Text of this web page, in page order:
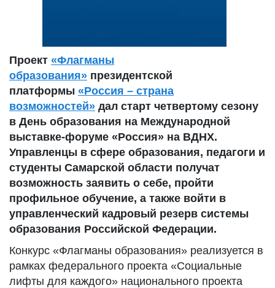
Проект «Флагманы
образования» президентской
платформы «Россия – страна
возможностей» дал старт четвертому сезону
в День образования на Международной
выставке-форуме «Россия» на ВДНХ.
Управленцы в сфере образования, педагоги и
студенты Самарской области получат
возможность заявить о себе, пройти
профильное обучение, а также войти в
управленческий кадровый резерв системы
образования Российской Федерации.
Конкурс «Флагманы образования» реализуется в
рамках федерального проекта «Социальные
лифты для каждого» национального проекта